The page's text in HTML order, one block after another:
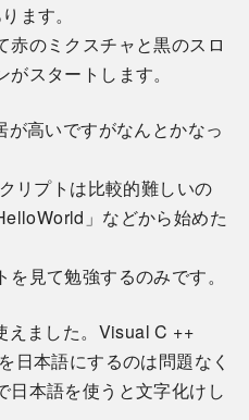
ます。
赤のミクスチャと黒のスロ
スタートします。
高いですがなんとかなっ
リプトは比較的難しいの
」などから始めた
見て勉強するのみです。
えました。Visual C ++
日本語にするのは問題なく
日本語を使うと文字化けし